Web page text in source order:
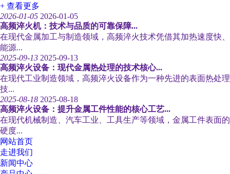
+ 查看更多
2026-01-05 2026-01-05
高频淬火机：技术与品质的可靠保障...
在现代金属加工与制造领域，高频淬火技术凭借其加热速度快、
能源...
2025-09-13 2025-09-13
高频淬火设备：现代金属热处理的技术核心...
在现代工业制造领域，高频淬火设备作为一种先进的表面热处理
技...
2025-08-18 2025-08-18
高频淬火设备：提升金属工件性能的核心工艺...
在现代机械制造、汽车工业、工具生产等领域，金属工件表面的
硬度...
网站首页
走进我们
新闻中心